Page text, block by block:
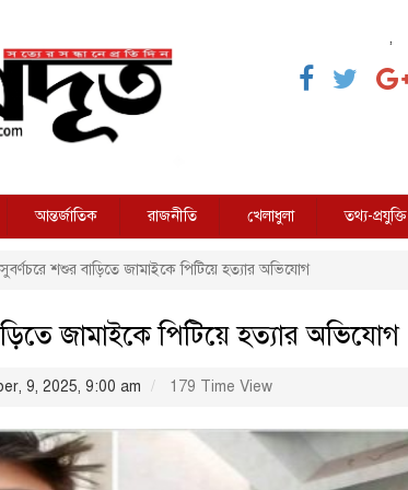
,
আন্তর্জাতিক রাজনীতি খেলাধুলা তথ্য-প্রযুক্তি
সুবর্ণচরে শশুর বাড়িতে জামাইকে পিটিয়ে হত্যার অভিযোগ
জামাইকে পিটিয়ে হত্যার অভিযোগ
9, 2025, 9:00 am 179 Time View